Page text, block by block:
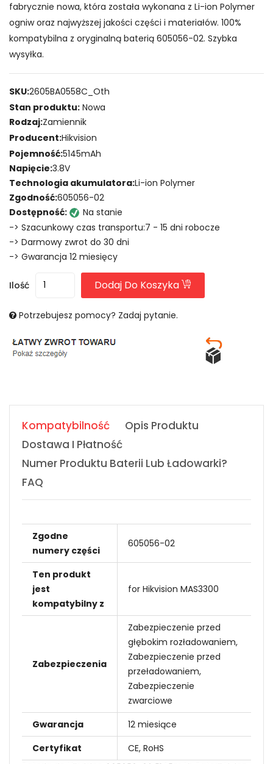
fabrycznie nowa, która została wykonana z Li-ion Polymer
ogniw oraz najwyższej jakości części i materiałów. 100%
kompatybilna z oryginalną baterią 605056-02. Szybka
wysyłka.
SKU:2605BA0558C_Oth
Stan produktu: Nowa
Rodzaj:Zamiennik
Producent:Hikvision
Pojemność:5145mAh
Napięcie:3.8V
Technologia akumulatora:Li-ion Polymer
Zgodność:605056-02
Dostępność:
Na stanie
-> Szacunkowy czas transportu:7 - 15 dni robocze
-> Darmowy zwrot do 30 dni
-> Gwarancja 12 miesięcy
Ilość Dodaj Do Koszyka
Potrzebujesz pomocy? Zadaj pytanie.
Kompatybilność
Opis Produktu
Dostawa I Płatność
Numer Produktu Baterii Lub Ładowarki?
FAQ
Zgodne
numery części
605056-02
Ten produkt
jest
kompatybilny z
for Hikvision MAS3300
Zabezpieczenia
Zabezpieczenie przed
głębokim rozładowaniem,
Zabezpieczenie przed
przeładowaniem,
Zabezpieczenie
zwarciowe
Gwarancja
12 miesiące
Certyfikat
CE, RoHS